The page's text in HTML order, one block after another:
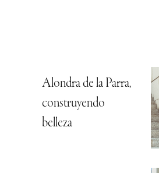
Alondra de la Parra,
construyendo
belleza